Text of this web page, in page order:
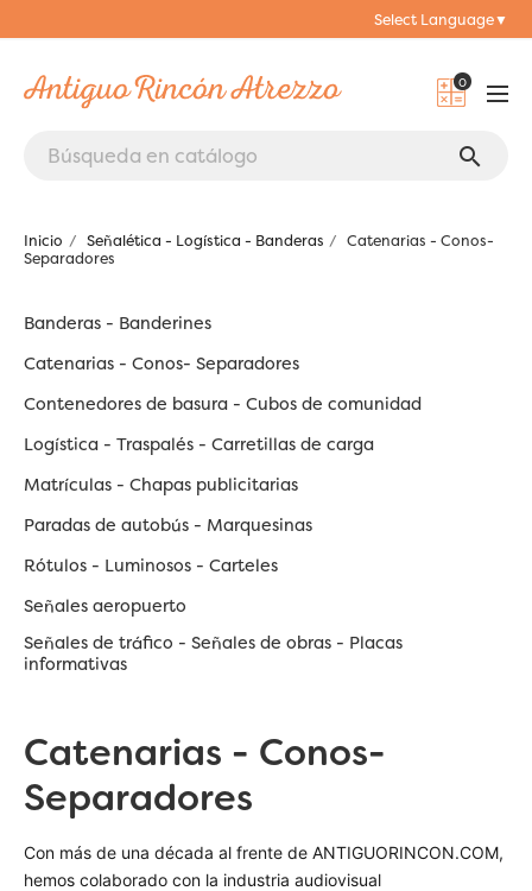
Select Language▼
0
search
Inicio Señalética - Logística - Banderas
Catenarias - Conos-
Separadores
Banderas - Banderines
Catenarias - Conos- Separadores
Contenedores de basura - Cubos de comunidad
Logística - Traspalés - Carretillas de carga
Matrículas - Chapas publicitarias
Paradas de autobús - Marquesinas
Rótulos - Luminosos - Carteles
Señales aeropuerto
Señales de tráfico - Señales de obras - Placas
informativas
Catenarias - Conos-
Separadores
Con más de una década al frente de ANTIGUORINCON.COM,
hemos colaborado con la industria audiovisual